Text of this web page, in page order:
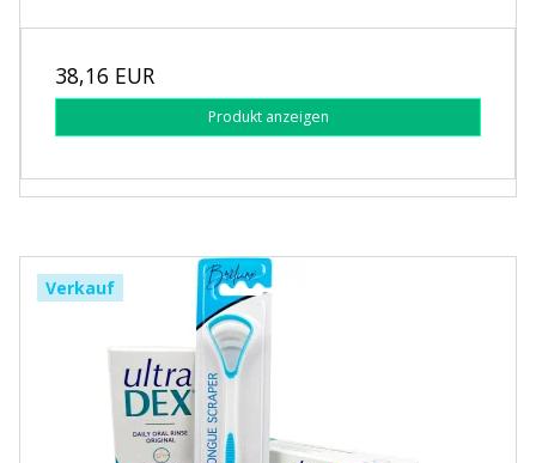
38,16 EUR
Produkt anzeigen
Verkauf